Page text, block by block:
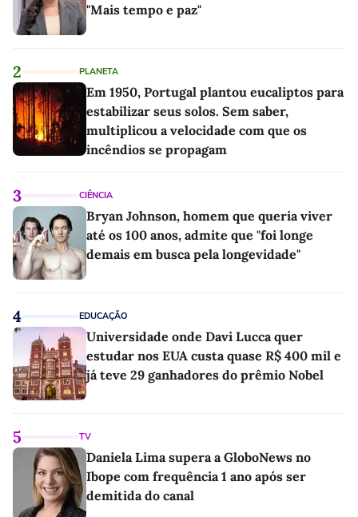
"Mais tempo e paz"
2 PLANETA
Em 1950, Portugal plantou eucaliptos para
estabilizar seus solos. Sem saber,
multiplicou a velocidade com que os
incêndios se propagam
3 CIÊNCIA
Bryan Johnson, homem que queria viver
até os 100 anos, admite que "foi longe
demais em busca pela longevidade"
4 EDUCAÇÃO
Universidade onde Davi Lucca quer
estudar nos EUA custa quase R$ 400 mil e
já teve 29 ganhadores do prêmio Nobel
5 TV
Daniela Lima supera a GloboNews no
Ibope com frequência 1 ano após ser
demitida do canal